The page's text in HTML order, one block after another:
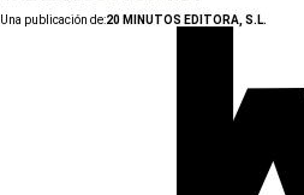
Una publicación de:20 MINUTOS EDITORA, S.L.